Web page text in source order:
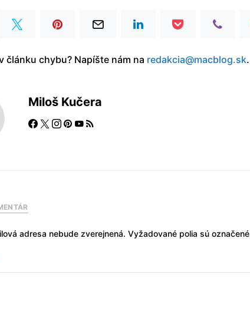
článku chybu? Napíšte nám na redakcia@macblog.sk.
Miloš Kučera
adresa nebude zverejnená. Vyžadované polia sú označené